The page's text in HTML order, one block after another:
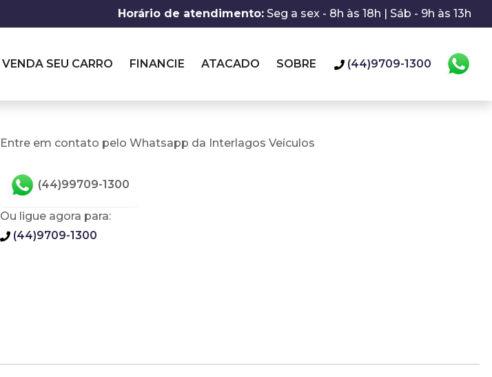
Horário de atendimento: Seg a sex - 8h às 18h | Sáb - 9h às 13h
VENDA SEU CARRO FINANCIE ATACADO SOBRE (44)9709-1300
Entre em contato pelo Whatsapp da Interlagos Veículos
(44)99709-1300
Ou ligue agora para:
(44)9709-1300